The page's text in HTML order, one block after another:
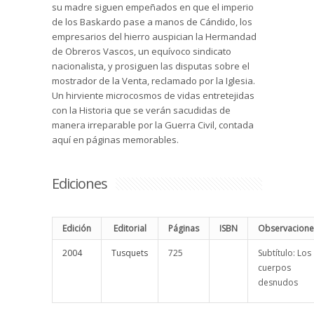
su madre siguen empeñados en que el imperio
de los Baskardo pase a manos de Cándido, los
empresarios del hierro auspician la Hermandad
de Obreros Vascos, un equívoco sindicato
nacionalista, y prosiguen las disputas sobre el
mostrador de la Venta, reclamado por la Iglesia.
Un hirviente microcosmos de vidas entretejidas
con la Historia que se verán sacudidas de
manera irreparable por la Guerra Civil, contada
aquí en páginas memorables.
Ediciones
Edición Editorial Páginas ISBN
2004 Tusquets 725
Subtítulo: Los
cuerpos
desnudos